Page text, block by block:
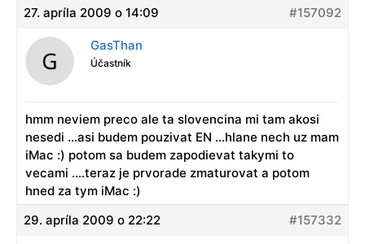
27. apríla 2009 o 14:09
#157092
GasThan
Účastník
hmm neviem preco ale ta slovencina mi tam akosi
nesedi …asi budem pouzivat EN …hlane nech uz mam
iMac :) potom sa budem zapodievat takymi to
vecami ….teraz je prvorade zmaturovat a potom
hned za tym iMac :)
29. apríla 2009 o 22:22
#157332